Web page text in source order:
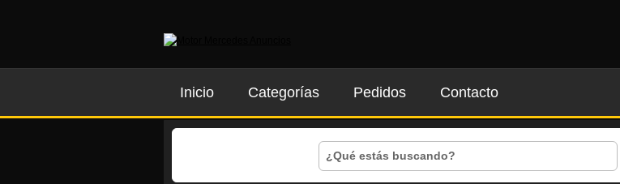
Inicio Categorías Pedidos Contacto